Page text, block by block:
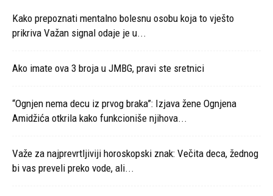
Kako prepoznati mentalno bolesnu osobu koja to vješto
prikriva Važan signal odaje je u...
Ako imate ova 3 broja u JMBG, pravi ste sretnici
“Ognjen nema decu iz prvog braka”: Izjava žene Ognjena
Amidžića otkrila kako funkcioniše njihova...
Važe za najprevrtljiviji horoskopski znak: Večita deca, žednog
bi vas preveli preko vode, ali...